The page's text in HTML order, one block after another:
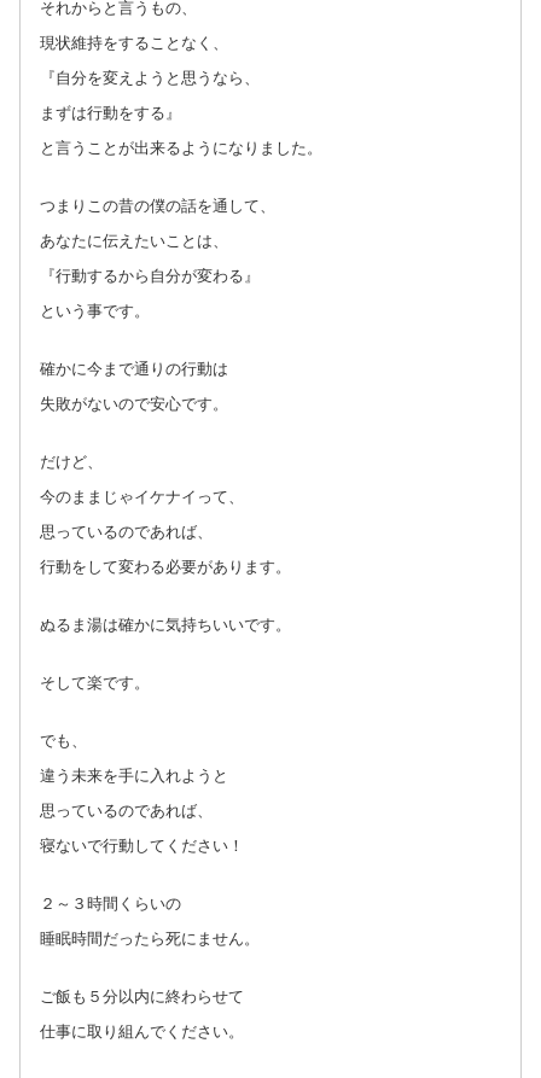
それからと言うもの、
現状維持をすることなく、
『自分を変えようと思うなら、
まずは行動をする』
と言うことが出来るようになりました。
つまりこの昔の僕の話を通して、
あなたに伝えたいことは、
『行動するから自分が変わる』
という事です。
確かに今まで通りの行動は
失敗がないので安心です。
だけど、
今のままじゃイケナイって、
思っているのであれば、
行動をして変わる必要があります。
ぬるま湯は確かに気持ちいいです。
そして楽です。
でも、
違う未来を手に入れようと
思っているのであれば、
寝ないで行動してください！
２～３時間くらいの
睡眠時間だったら死にません。
ご飯も５分以内に終わらせて
仕事に取り組んでください。